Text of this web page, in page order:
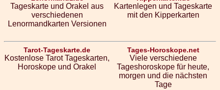
Tageskarte und Orakel aus
verschiedenen
Lenormandkarten Versionen
Kartenlegen und Tageskarte
mit den Kipperkarten
Tarot-Tageskarte.de
Kostenlose Tarot Tageskarten,
Horoskope und Orakel
Tages-Horoskope.net
Viele verschiedene
Tageshoroskope für heute,
morgen und die nächsten
Tage